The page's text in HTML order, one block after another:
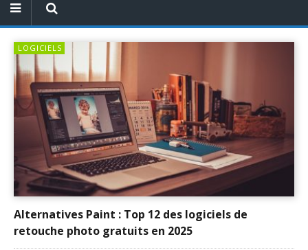
LOGICIELS
Alternatives Paint : Top 12 des logiciels de
retouche photo gratuits en 2025